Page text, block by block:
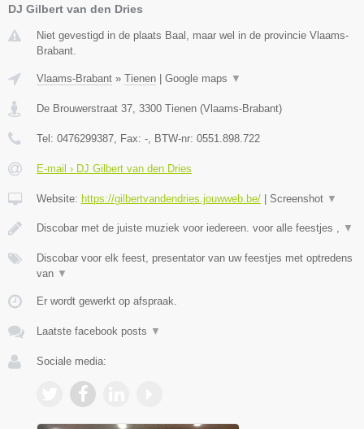
DJ Gilbert van den Dries
Niet gevestigd in de plaats Baal, maar wel in de provincie Vlaams-
Brabant.
Vlaams-Brabant » Tienen | Google maps ▼
De Brouwerstraat 37 3300 Tienen (Vlaams-Brabant)
Tel: 0476299387 , Fax: - , BTW-nr: 0551.898.722
E-mail › DJ Gilbert van den Dries
Website: https://gilbertvandendries.jouwweb.be/ | Screenshot ▼
Discobar met de juiste muziek voor iedereen. voor alle feestjes , ▼
Discobar voor elk feest, presentator van uw feestjes met optredens
van ▼
Er wordt gewerkt op afspraak.
Laatste facebook posts ▼
Sociale media: